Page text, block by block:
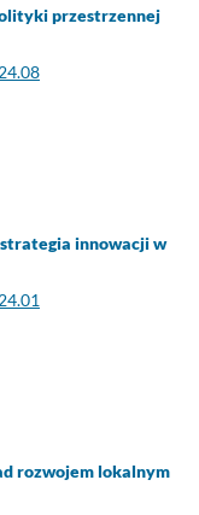
przestrzennej
innowacji w
rozwojem lokalnym